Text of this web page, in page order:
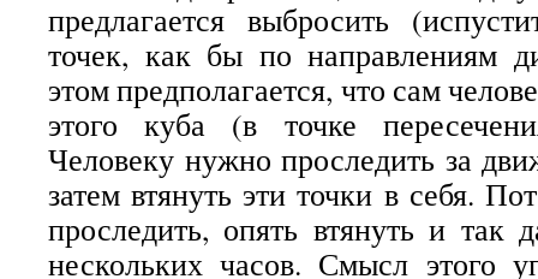
предлагается выбросить
точек, как бы по направлениям
этом предполагается, что сам
этого куба (в точке
Человеку нужно проследить за
затем втянуть эти точки в себя.
проследить, опять втянуть и так
нескольких часов. Смысл этого